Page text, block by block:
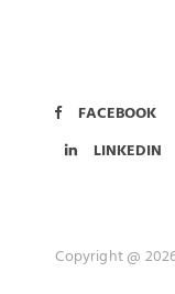
FACEBOOK
LINKEDIN
Copyright @